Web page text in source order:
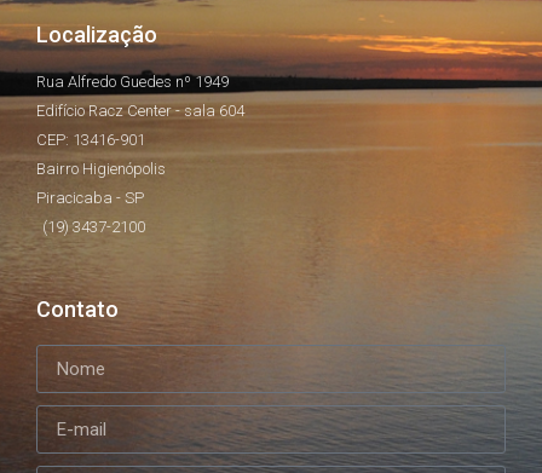
Localização
Rua Alfredo Guedes nº 1949
Edifício Racz Center - sala 604
CEP: 13416-901
Bairro Higienópolis
Piracicaba - SP
(19) 3437-2100
Contato